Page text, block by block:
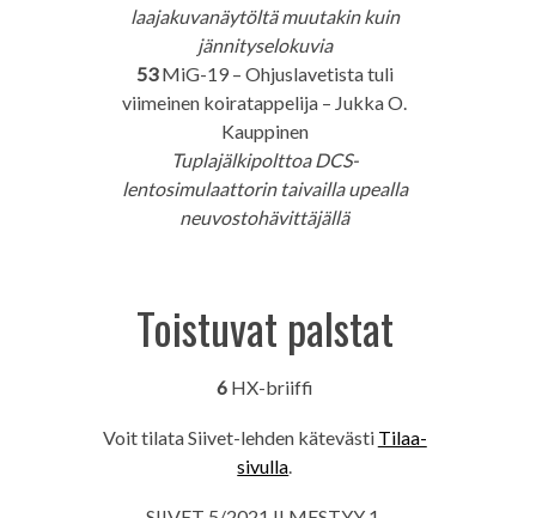
laajakuvanäytöltä muutakin kuin
jännityselokuvia
53MiG-19 – Ohjuslavetista tuli
viimeinen koiratappelija – Jukka O.
Kauppinen
Tuplajälkipolttoa DCS-
lentosimulaattorin taivailla upealla
neuvostohävittäjällä
Toistuvat palstat
6HX-briiffi
Voit tilata Siivet-lehden kätevästi Tilaa-
sivulla